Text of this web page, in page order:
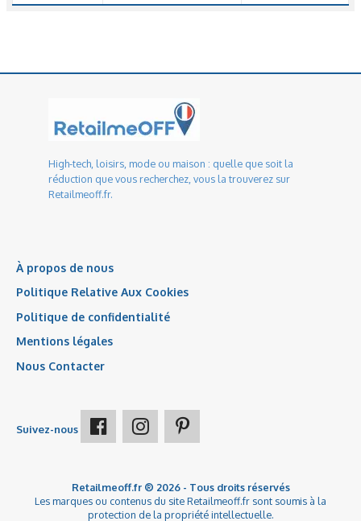
High-tech, loisirs, mode ou maison : quelle que soit la
réduction que vous recherchez, vous la trouverez sur
Retailmeoff.fr.
À propos de nous
Politique Relative Aux Cookies
Politique de confidentialité
Mentions légales
Nous Contacter
Suivez-nous
Retailmeoff.fr ® 2026 - Tous droits réservés
Les marques ou contenus du site Retailmeoff.fr sont soumis à la
protection de la propriété intellectuelle.